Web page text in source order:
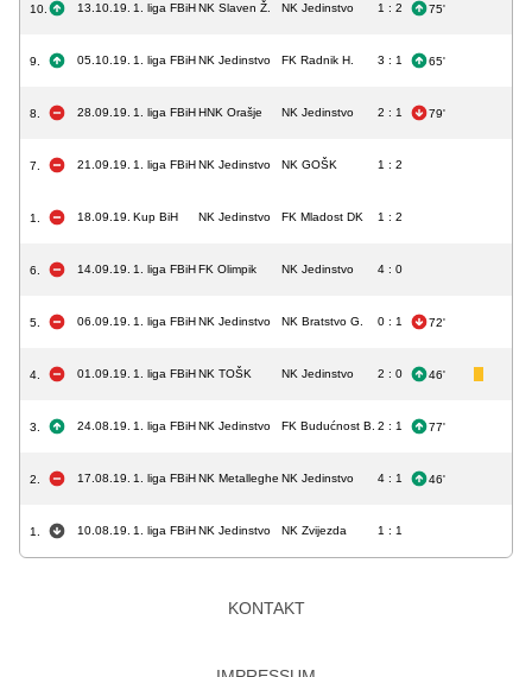
10. 13.10.19. 1. liga FBiHNK Slaven Ž. NK Jedinstvo 1 : 2 75'
9. 05.10.19. 1. liga FBiHNK Jedinstvo FK Radnik H. 3 : 1 65'
8. 28.09.19. 1. liga FBiHHNK Orašje NK Jedinstvo 2 : 1 79'
7. 21.09.19. 1. liga FBiHNK Jedinstvo NK GOŠK 1 : 2
1. 18.09.19. Kup BiH NK Jedinstvo FK Mladost DK 1 : 2
6. 14.09.19. 1. liga FBiHFK Olimpik NK Jedinstvo 4 : 0
5. 06.09.19. 1. liga FBiHNK Jedinstvo NK Bratstvo G. 0 : 1 72'
4. 01.09.19. 1. liga FBiHNK TOŠK NK Jedinstvo 2 : 0 46'
3. 24.08.19. 1. liga FBiHNK Jedinstvo FK Budućnost B. 2 : 1 77'
2. 17.08.19. 1. liga FBiHNK Metalleghe NK Jedinstvo 4 : 1 46'
1. 10.08.19. 1. liga FBiHNK Jedinstvo NK Zvijezda 1 : 1
KONTAKT